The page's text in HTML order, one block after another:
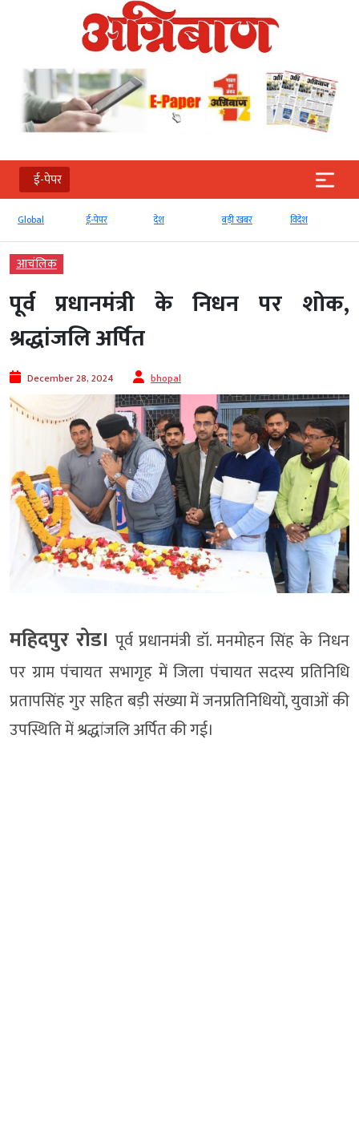
ई-पेपर
Global ई-पेपर देश बड़ी खबर विदेश
आचंलिक
पूर्व प्रधानमंत्री के निधन पर शोक,
श्रद्धांजलि अर्पित
December 28, 2024 bhopal
महिदपुर रोड। पूर्व प्रधानमंत्री डॉ. मनमोहन सिंह के निधन
पर ग्राम पंचायत सभागृह में जिला पंचायत सदस्य प्रतिनिधि
प्रतापसिंह गुर सहित बड़ी संख्या में जनप्रतिनिधियों, युवाओं की
उपस्थिति में श्रद्धांजलि अर्पित की गई।